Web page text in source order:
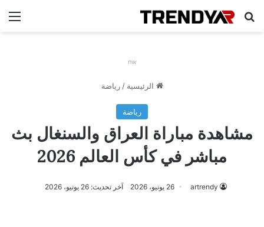
بحث عن
nw
الرئيسية / رياضة
رياضة
مشاهدة مباراة العراق والسنغال بث
مباشر في كأس العالم 2026
artrendy 26 يونيو، 2026 آخر تحديث: 26 يونيو، 2026